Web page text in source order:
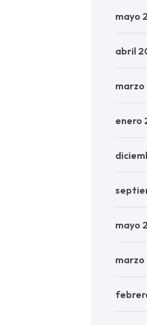
mayo
abril
marzo
enero
mayo